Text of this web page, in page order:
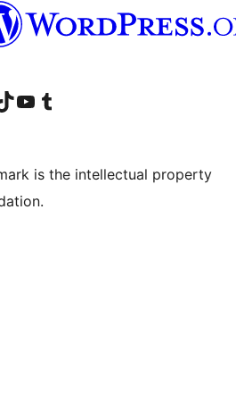
भेट द्या.आमच्या यूट्यूब चॅनेलला भेट द्या आमच्या टंबलर खात्याला भेट द्या.
is the intellectual property